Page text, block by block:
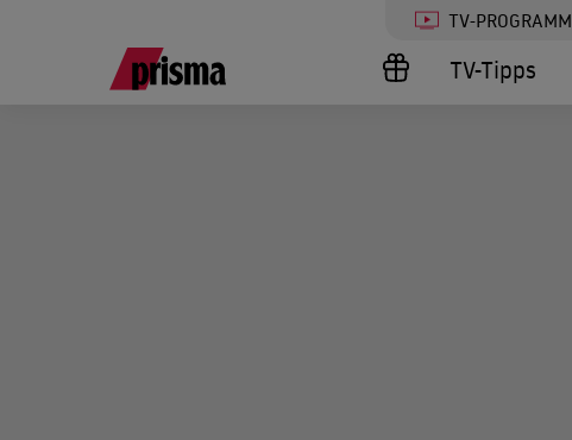
TV-PROGRAMM
TV-Tipps